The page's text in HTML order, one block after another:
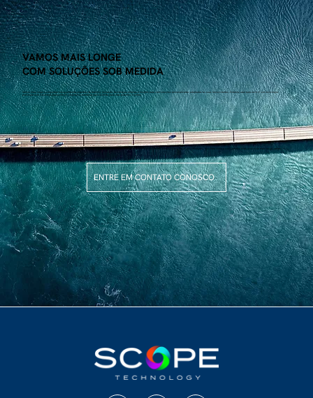
VAMOS MAIS LONGE
COM SOLUÇÕES SOB MEDIDA
Vamos mais longe e concentrar nossa profunda expertise de domínio, inovação, tecnologias próprias e insights para criar soluções personalizadas adaptadas às suas necessidades. Estamos aqui para ouvir. E com tecnologia
personalizável construída para unificar, conectar e centralizar, não há limite para onde podemos ir juntos.
Não estamos apenas oferecendo dados e inteligência — estamos convidando você para uma parceria que redefine limites e desbloqueia novas possibilidades. Descubra como a convergência pode levar você mais longe, juntos.
ENTRE EM CONTATO CONOSCO